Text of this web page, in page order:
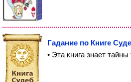
Гадание по Книге
• Эта книга знает